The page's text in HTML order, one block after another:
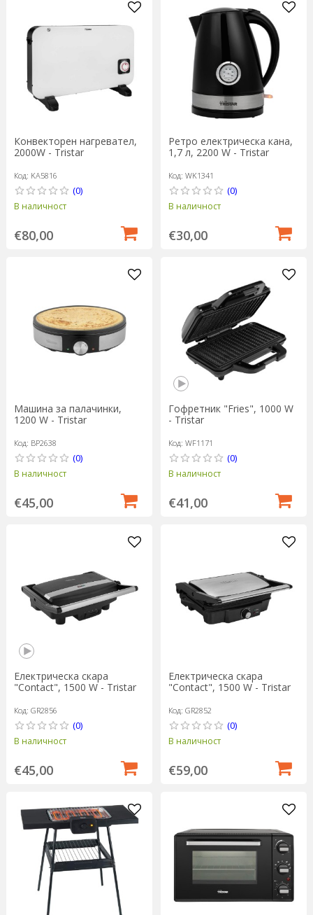
Конвекторен нагревател,
2000W - Tristar
Код: KA5816
(0)
В наличност
€80,00
Ретро електрическа кана,
1,7 л, 2200 W - Tristar
Код: WK1341
(0)
В наличност
€30,00
Машина за палачинки,
1200 W - Tristar
Код: BP2638
(0)
В наличност
€45,00
Гофретник "Fries", 1000 W
- Tristar
Код: WF1171
(0)
В наличност
€41,00
Електрическа скара
"Contact", 1500 W - Tristar
Код: GR2856
(0)
В наличност
€45,00
Електрическа скара
"Contact", 1500 W - Tristar
Код: GR2852
(0)
В наличност
€59,00